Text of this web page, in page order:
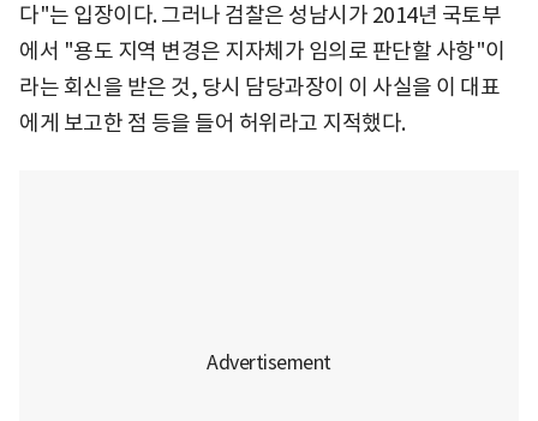
다"는 입장이다. 그러나 검찰은 성남시가 2014년 국토부
에서 "용도 지역 변경은 지자체가 임의로 판단할 사항"이
라는 회신을 받은 것, 당시 담당과장이 이 사실을 이 대표
에게 보고한 점 등을 들어 허위라고 지적했다.